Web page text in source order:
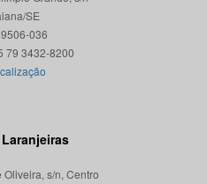
SE
036
s/n, Centro